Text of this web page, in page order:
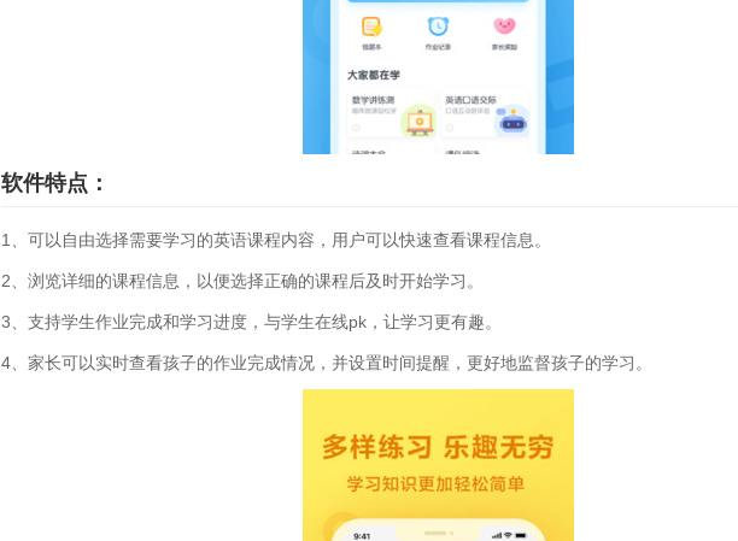
软件特点：
1、可以自由选择需要学习的英语课程内容，用户可以快速查看课程信息。
2、浏览详细的课程信息，以便选择正确的课程后及时开始学习。
3、支持学生作业完成和学习进度，与学生在线pk，让学习更有趣。
4、家长可以实时查看孩子的作业完成情况，并设置时间提醒，更好地监督孩子的学习。